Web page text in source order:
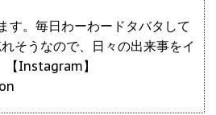
す。毎日わーわードタバタして
そうなので、日々の出来事をイ
【Instagram】